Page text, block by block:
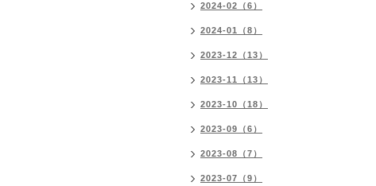
2024-02（6）
2024-01（8）
2023-12（13）
2023-11（13）
2023-10（18）
2023-09（6）
2023-08（7）
2023-07（9）